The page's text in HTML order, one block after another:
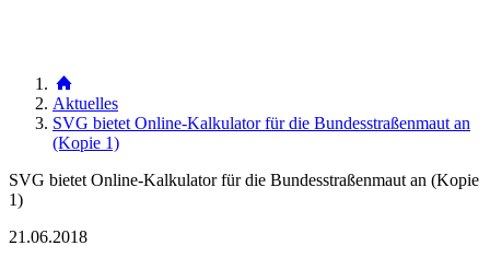
Aktuelles
SVG bietet Online-Kalkulator für die Bundesstraßenmaut an
(Kopie 1)
SVG bietet Online-Kalkulator für die Bundesstraßenmaut an (Kopie
1)
21.06.2018